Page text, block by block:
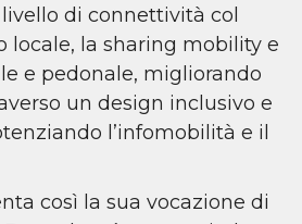
di connettività col
locale, la sharing mobility e
e pedonale, migliorando
un design inclusivo e
l’infomobilità e il
così la sua vocazione di